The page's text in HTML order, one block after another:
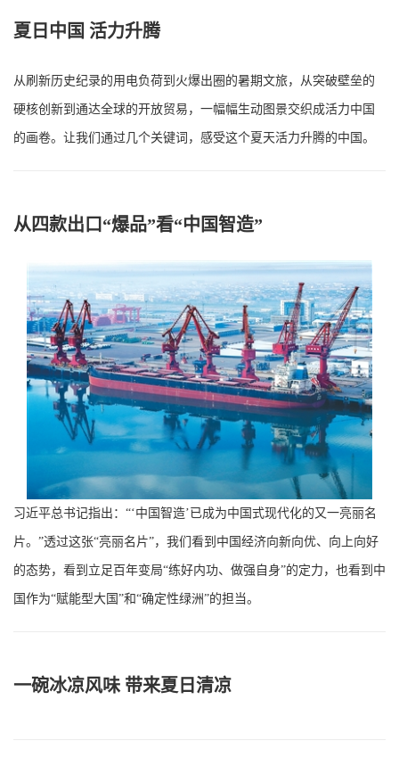
夏日中国 活力升腾
从刷新历史纪录的用电负荷到火爆出圈的暑期文旅，从突破壁垒的
硬核创新到通达全球的开放贸易，一幅幅生动图景交织成活力中国
的画卷。让我们通过几个关键词，感受这个夏天活力升腾的中国。
从四款出口“爆品”看“中国智造”
习近平总书记指出：“‘中国智造’已成为中国式现代化的又一亮丽名
片。”透过这张“亮丽名片”，我们看到中国经济向新向优、向上向好
的态势，看到立足百年变局“练好内功、做强自身”的定力，也看到中
国作为“赋能型大国”和“确定性绿洲”的担当。
一碗冰凉风味 带来夏日清凉